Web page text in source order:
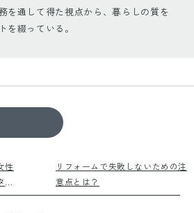
を通して得た視点から、暮らしの質を
を綴っている。
性
イ
リフォームで失敗しないための注
意点とは？